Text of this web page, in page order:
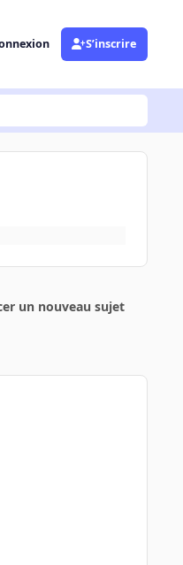
S’inscrire
un nouveau sujet